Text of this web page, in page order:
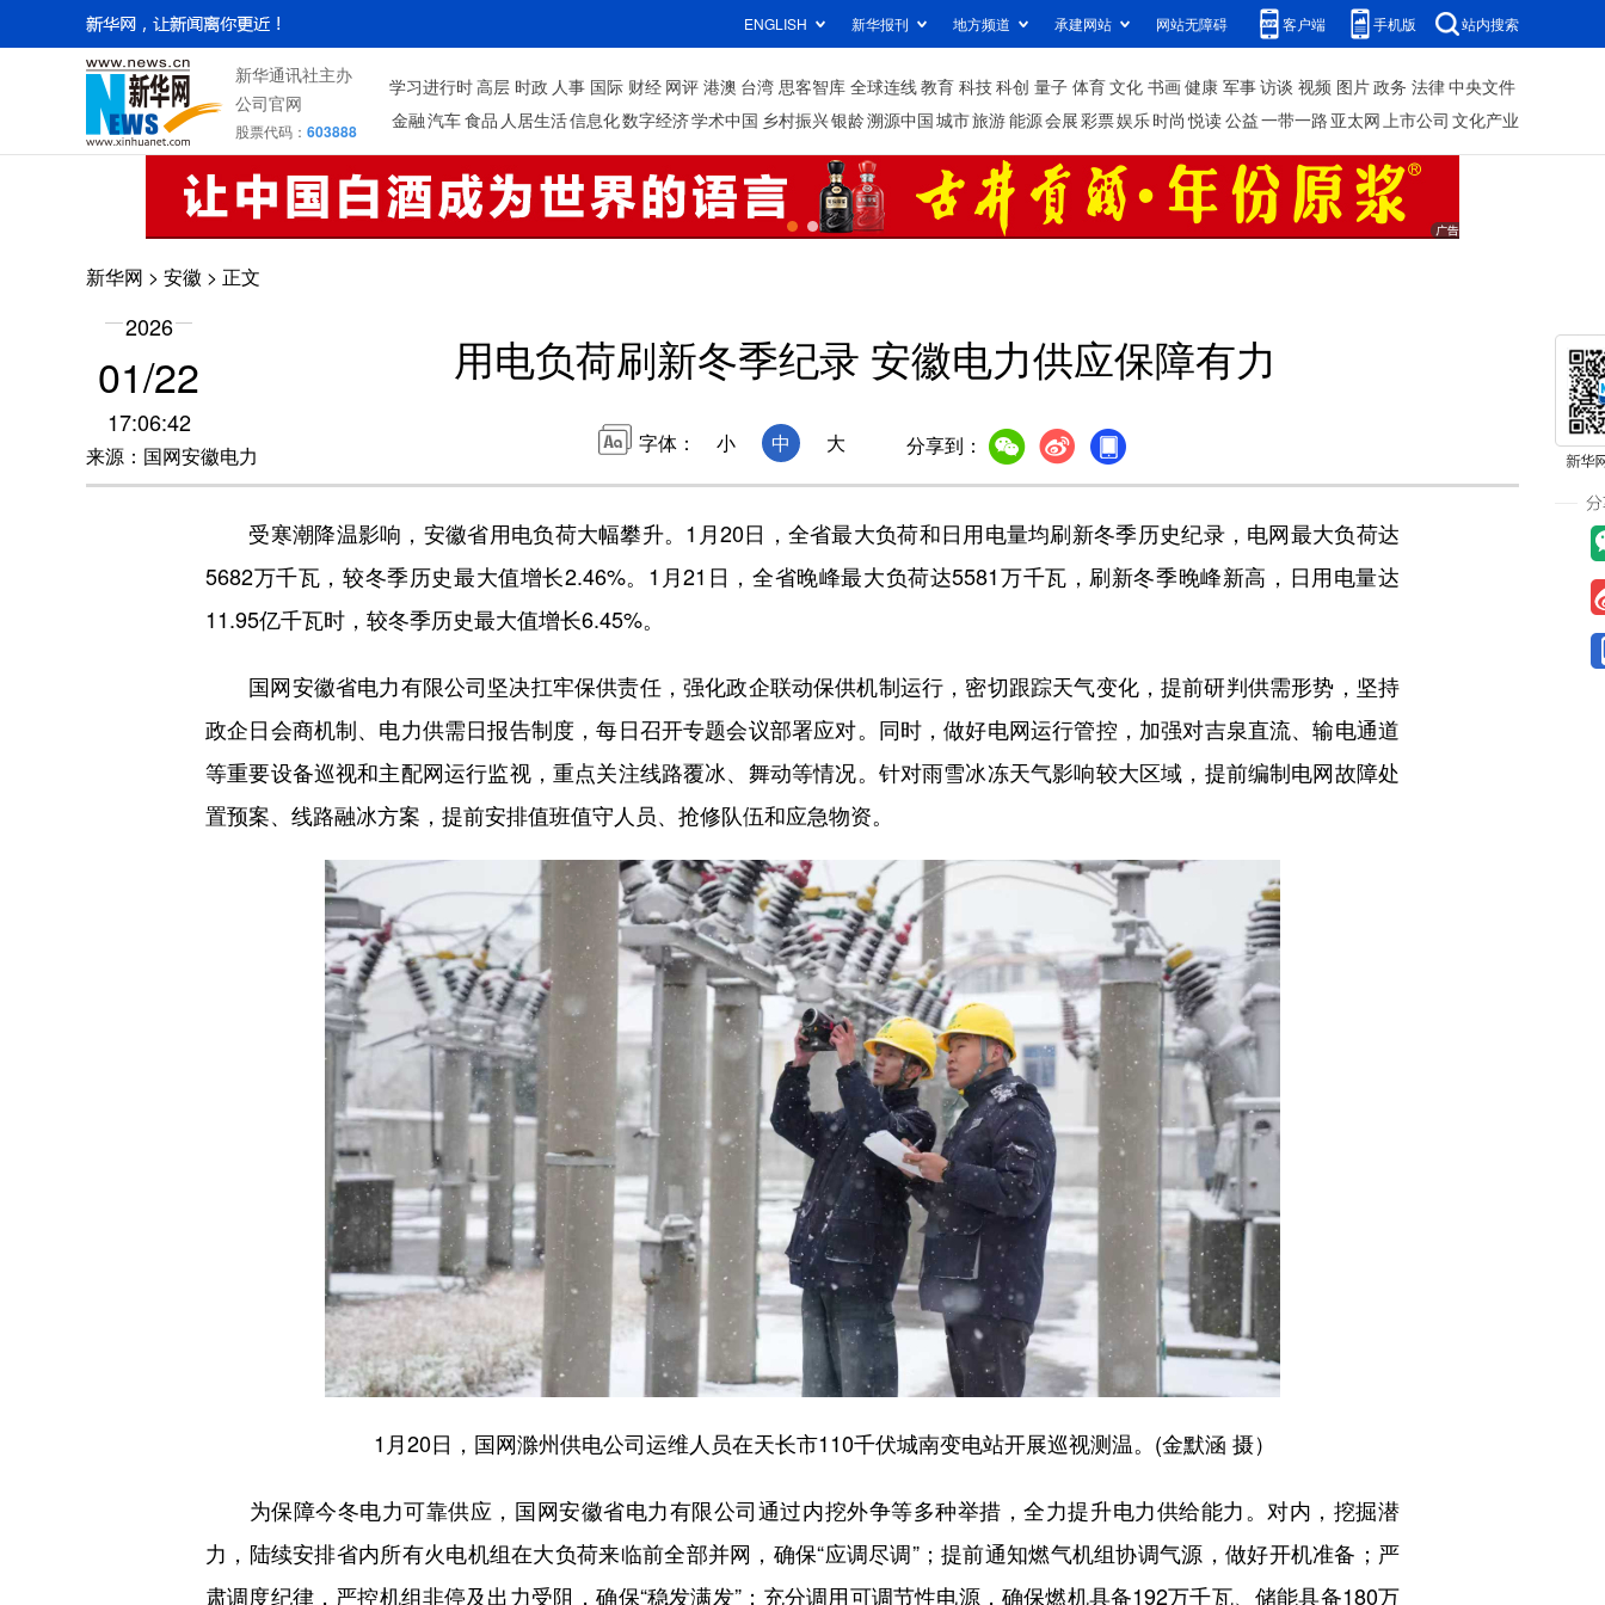
ENGLISH 新华报刊 地方频道 承建网站 网站无障碍 客户端 手机版 站内搜索
新华通讯社主办
公司官网
股票代码： 603888
学习进行时高层 时政 人事 国际 财经 网评 港澳 台湾 思客智库 全球连线教育 科技科创 量子 体育文化 书画健康 军事访谈 视频 图片政务 法律中央文件
金融汽车食品 人居生活信息化数字经济学术中国 乡村振兴银龄溯源中国城市旅游能源会展彩票娱乐时尚 悦读公益一带一路 亚太网上市公司 文化产业
新华网 > 安徽 > 正文
2026
01/22
17:06:42
来源：国网安徽电力
用电负荷刷新冬季纪录 安徽电力供应保障有力
字体： 小 中 大 分享到：
受寒潮降温影响，安徽省用电负荷大幅攀升。1月20日，全省最大负荷和日用电量均刷新冬季历史纪录，电网最大负荷达
5682万千瓦，较冬季历史最大值增长2.46%。1月21日，全省晚峰最大负荷达5581万千瓦，刷新冬季晚峰新高，日用电量达
11.95亿千瓦时，较冬季历史最大值增长6.45%。
国网安徽省电力有限公司坚决扛牢保供责任，强化政企联动保供机制运行，密切跟踪天气变化，提前研判供需形势，坚持
政企日会商机制、电力供需日报告制度，每日召开专题会议部署应对。同时，做好电网运行管控，加强对吉泉直流、输电通道
等重要设备巡视和主配网运行监视，重点关注线路覆冰、舞动等情况。针对雨雪冰冻天气影响较大区域，提前编制电网故障处
置预案、线路融冰方案，提前安排值班值守人员、抢修队伍和应急物资。
1月20日，国网滁州供电公司运维人员在天长市110千伏城南变电站开展巡视测温。(金默涵 摄）
为保障今冬电力可靠供应，国网安徽省电力有限公司通过内挖外争等多种举措，全力提升电力供给能力。对内，挖掘潜
力，陆续安排省内所有火电机组在大负荷来临前全部并网，确保“应调尽调”；提前通知燃气机组协调气源，做好开机准备；严
肃调度纪律，严控机组非停及出力受阻，确保“稳发满发”；充分调用可调节性电源，确保燃机具备192万千瓦、储能具备180万